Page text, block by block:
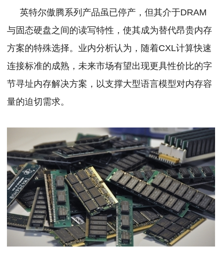
英特尔傲腾系列产品虽已停产，但其介于DRAM
与固态硬盘之间的读写特性，使其成为替代昂贵内存
方案的特殊选择。业内分析认为，随着CXL计算快速
连接标准的成熟，未来市场有望出现更具性价比的字
节寻址内存解决方案，以支撑大型语言模型对内存容
量的迫切需求。